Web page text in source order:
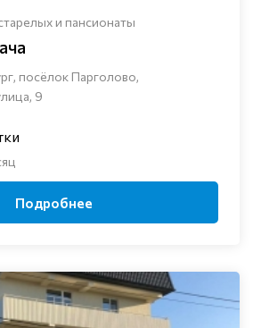
и пансионаты
посёлок Парголово,
9
Подробнее